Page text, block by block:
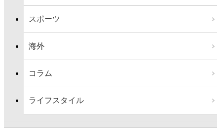
スポーツ
海外
コラム
ライフスタイル